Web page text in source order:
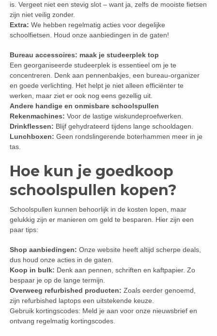
is. Vergeet niet een stevig slot – want ja, zelfs de mooiste fietsen
zijn niet veilig zonder.
Extra: We hebben regelmatig acties voor degelijke
schoolfietsen. Houd onze aanbiedingen in de gaten!
Bureau accessoires: maak je studeerplek top
Een georganiseerde studeerplek is essentieel om je te
concentreren. Denk aan pennenbakjes, een bureau-organizer
en goede verlichting. Het helpt je niet alleen efficiënter te
werken, maar ziet er ook nog eens gezellig uit.
Andere handige en onmisbare schoolspullen
Rekenmachines: Voor de lastige wiskundeproefwerken.
Drinkflessen: Blijf gehydrateerd tijdens lange schooldagen.
Lunchboxen: Geen rondslingerende boterhammen meer in je
tas.
Hoe kun je goedkoop
schoolspullen kopen?
Schoolspullen kunnen behoorlijk in de kosten lopen, maar
gelukkig zijn er manieren om geld te besparen. Hier zijn een
paar tips:
Shop aanbiedingen: Onze website heeft altijd scherpe deals,
dus houd onze acties in de gaten.
Koop in bulk: Denk aan pennen, schriften en kaftpapier. Zo
bespaar je op de lange termijn.
Overweeg refurbished producten: Zoals eerder genoemd,
zijn refurbished laptops een uitstekende keuze.
Gebruik kortingscodes: Meld je aan voor onze nieuwsbrief en
ontvang regelmatig kortingscodes.